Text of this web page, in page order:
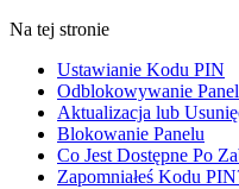
Na tej stronie
Ustawianie Kodu PIN
Odblokowywanie
Aktualizacja lub
Blokowanie Panelu
Co Jest Dostępne Po
Zapomniałeś Kodu